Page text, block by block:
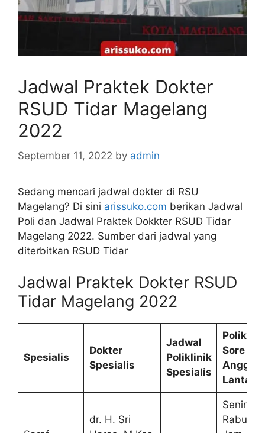
Jadwal Praktek Dokter
RSUD Tidar Magelang
2022
September 11, 2022 by admin
Sedang mencari jadwal dokter di RSU
Magelang? Di sini arissuko.com berikan Jadwal
Poli dan Jadwal Praktek Dokkter RSUD Tidar
Magelang 2022. Sumber dari jadwal yang
diterbitkan RSUD Tidar
Jadwal Praktek Dokter RSUD
Tidar Magelang 2022
Spesialis
Dokter
Spesialis
Jadwal
Poliklinik
Spesialis
Sore
Anggrek
Lantai 3
dr. H. Sri
Senin,
Rabu